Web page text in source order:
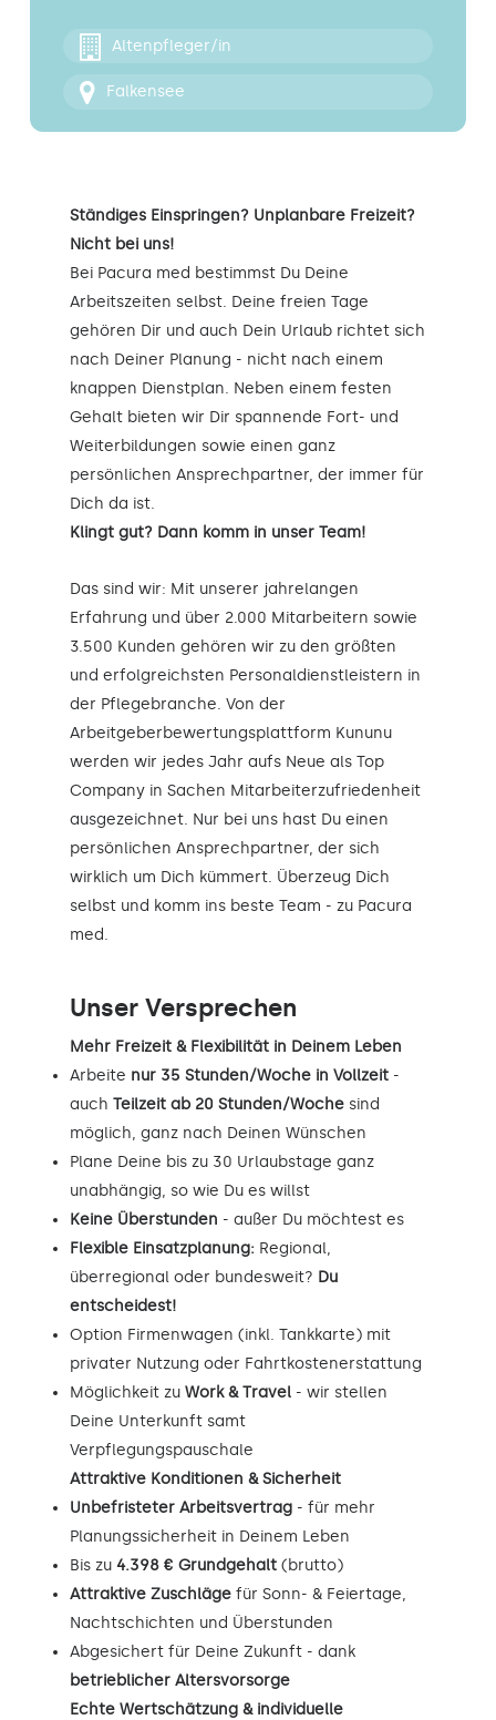
Altenpfleger/in
Falkensee
Ständiges Einspringen? Unplanbare Freizeit?
Nicht bei uns!
Bei Pacura med bestimmst Du Deine
Arbeitszeiten selbst. Deine freien Tage
gehören Dir und auch Dein Urlaub richtet sich
nach Deiner Planung - nicht nach einem
knappen Dienstplan. Neben einem festen
Gehalt bieten wir Dir spannende Fort- und
Weiterbildungen sowie einen ganz
persönlichen Ansprechpartner, der immer für
Dich da ist.
Klingt gut? Dann komm in unser Team!
Das sind wir: Mit unserer jahrelangen
Erfahrung und über 2.000 Mitarbeitern sowie
3.500 Kunden gehören wir zu den größten
und erfolgreichsten Personaldienstleistern in
der Pflegebranche. Von der
Arbeitgeberbewertungsplattform Kununu
werden wir jedes Jahr aufs Neue als Top
Company in Sachen Mitarbeiterzufriedenheit
ausgezeichnet. Nur bei uns hast Du einen
persönlichen Ansprechpartner, der sich
wirklich um Dich kümmert. Überzeug Dich
selbst und komm ins beste Team - zu Pacura
med.
Unser Versprechen
Mehr Freizeit & Flexibilität in Deinem Leben
Arbeite nur 35 Stunden/Woche in Vollzeit -
auch Teilzeit ab 20 Stunden/Woche sind
möglich, ganz nach Deinen Wünschen
Plane Deine bis zu 30 Urlaubstage ganz
unabhängig, so wie Du es willst
Keine Überstunden - außer Du möchtest es
Flexible Einsatzplanung: Regional,
überregional oder bundesweit? Du
entscheidest!
Option Firmenwagen (inkl. Tankkarte) mit
privater Nutzung oder Fahrtkostenerstattung
Möglichkeit zu Work & Travel - wir stellen
Deine Unterkunft samt
Verpflegungspauschale
Attraktive Konditionen & Sicherheit
Unbefristeter Arbeitsvertrag - für mehr
Planungssicherheit in Deinem Leben
Bis zu 4.398 € Grundgehalt (brutto)
Attraktive Zuschläge für Sonn- & Feiertage,
Nachtschichten und Überstunden
Abgesichert für Deine Zukunft - dank
betrieblicher Altersvorsorge
Echte Wertschätzung & individuelle